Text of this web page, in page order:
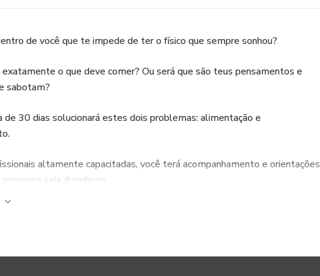
de você que te impede de ter o físico que sempre sonhou?
exatamente o que deve comer? Ou será que são teus pensamentos e
sabotam?
de 30 dias solucionará estes dois problemas: alimentação e
altamente capacitadas, você terá acompanhamento e orientações
seja duradouro.
90 dias.